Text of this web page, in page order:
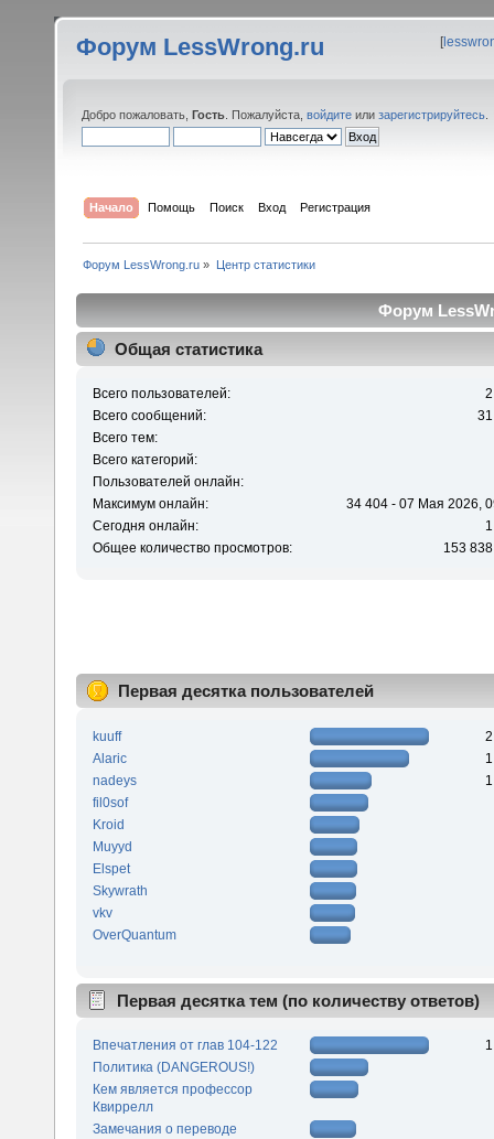
Форум LessWrong.ru [
Добро пожаловать, Гость . Пожалуйста, войдите или зарегистрируйтесь
Начало Помощь Поиск Вход Регистрация
Форум LessWrong.ru » Центр статистики
Форум
Общая статистика
Всего пользователей:
Всего сообщений:
Всего тем:
Всего категорий:
Пользователей онлайн:
Максимум онлайн:
34 404 - 07 Мая 2026,
Сегодня онлайн:
Общее количество просмотров:
153
Первая десятка пользователей
kuuff
Alaric
nadeys
fil0sof
Kroid
Muyyd
Elspet
Skywrath
vkv
OverQuantum
Первая десятка тем (по количеству ответов)
Впечатления от глав 104-122
Политика (DANGEROUS!)
Кем является профессор
Квиррелл
Замечания о переводе